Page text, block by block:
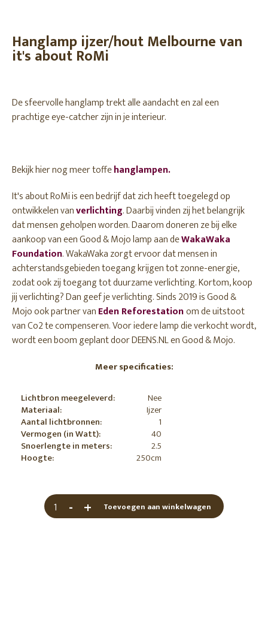
Hanglamp ijzer/hout Melbourne van
it's about RoMi
De sfeervolle hanglamp trekt alle aandacht en zal een
prachtige eye-catcher zijn in je interieur.
Bekijk hier nog meer toffehanglampen.
It's about RoMi is een bedrijf dat zich heeft toegelegd op
ontwikkelen vanverlichting. Daarbij vinden zij het belangrijk
dat mensen geholpen worden. Daarom doneren ze bij elke
aankoop van een Good & Mojo lamp aan deWakaWaka
Foundation. WakaWaka zorgt ervoor dat mensen in
achterstandsgebieden toegang krijgen tot zonne-energie,
zodat ook zij toegang tot duurzame verlichting. Kortom, koop
jij verlichting? Dan geef je verlichting. Sinds 2019 is Good &
Mojo ook partner vanEden Reforestationom de uitstoot
van Co2 te compenseren. Voor iedere lamp die verkocht wordt,
wordt een boom geplant door DEENS.NL en Good & Mojo.
Meer specificaties:
Lichtbron meegeleverd:
Nee
Materiaal:
Ijzer
Aantal lichtbronnen:
1
Vermogen (in Watt):
40
Snoerlengte in meters:
2.5
Hoogte:
250cm
+
- Toevoegen aan winkelwagen